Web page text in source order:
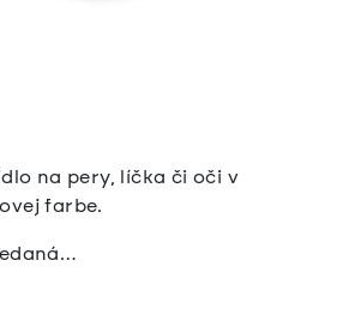
na pery, líčka či oči v
farbe.